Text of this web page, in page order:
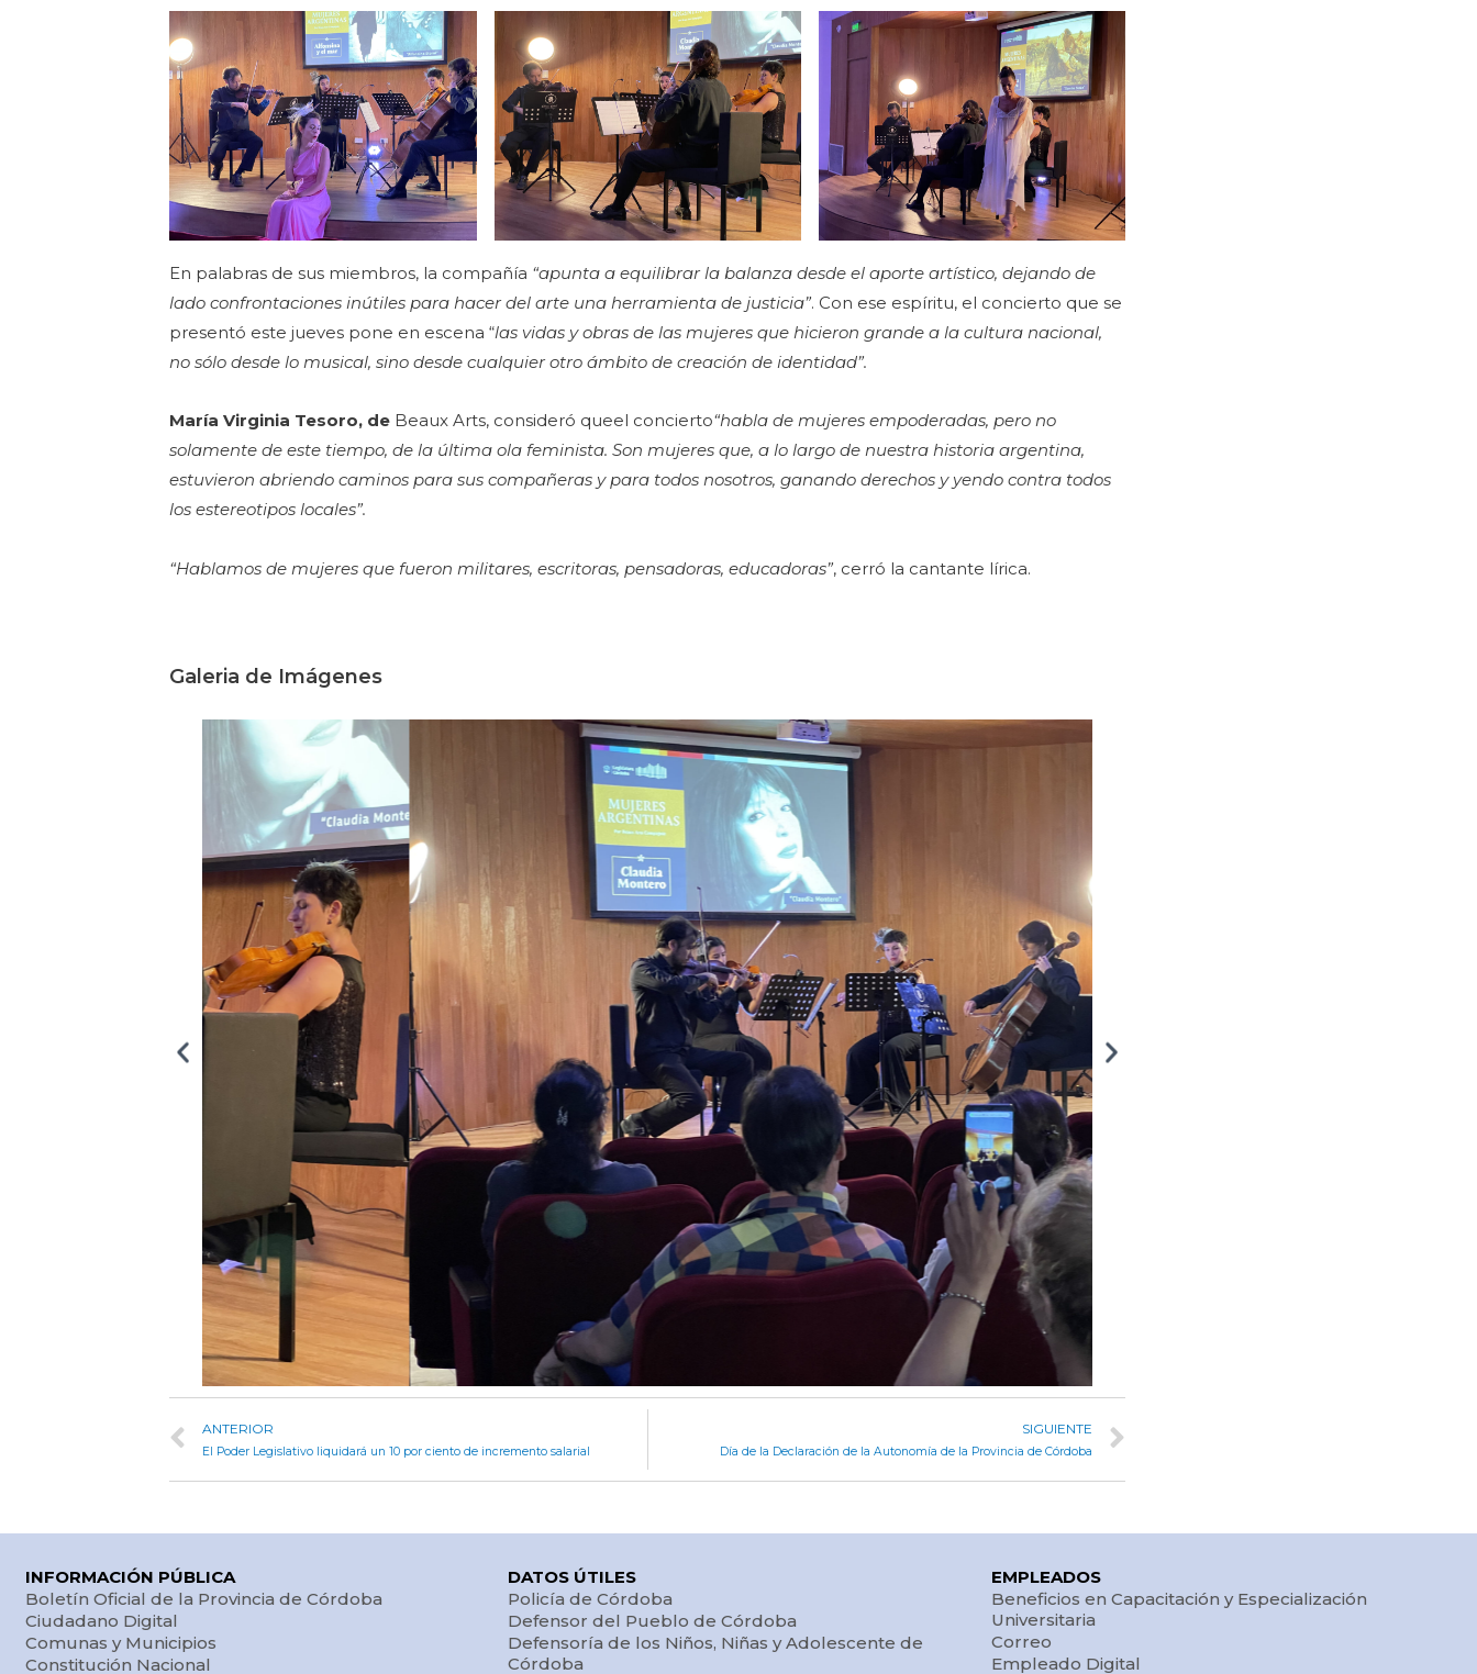
En palabras de sus miembros, la compañía “apunta a equilibrar la balanza desde el aporte artístico, dejando de
lado confrontaciones inútiles para hacer del arte una herramienta de justicia”. Con ese espíritu, el concierto que se
presentó este jueves pone en escena “las vidas y obras de las mujeres que hicieron grande a la cultura nacional,
no sólo desde lo musical, sino desde cualquier otro ámbito de creación de identidad”.
María Virginia Tesoro, de Beaux Arts, consideró queel concierto“habla de mujeres empoderadas, pero no
solamente de este tiempo, de la última ola feminista. Son mujeres que, a lo largo de nuestra historia argentina,
estuvieron abriendo caminos para sus compañeras y para todos nosotros, ganando derechos y yendo contra todos
los estereotipos locales”.
“Hablamos de mujeres que fueron militares, escritoras, pensadoras, educadoras”, cerró la cantante lírica.
Galeria de Imágenes
ANTERIOR
El Poder Legislativo liquidará un 10 por ciento de incremento salarial
SIGUIENTE
Día de la Declaración de la Autonomía de la Provincia de Córdoba
INFORMACIÓN PÚBLICA
Boletín Oficial de la Provincia de Córdoba
Ciudadano Digital
Comunas y Municipios
Constitución Nacional
DATOS ÚTILES
Policía de Córdoba
Defensor del Pueblo de Córdoba
Defensoría de los Niños, Niñas y Adolescente de
Córdoba
EMPLEADOS
Beneficios en Capacitación y Especialización
Universitaria
Correo
Empleado Digital